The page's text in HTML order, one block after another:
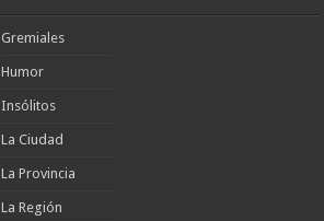
Gremiales
Humor
Insólitos
La Ciudad
La Provincia
La Región